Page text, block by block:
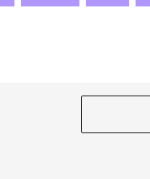
昼間は暑すぎて車に乗